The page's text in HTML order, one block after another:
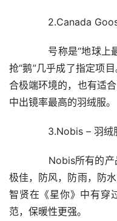
2.Canada
号称是“地球上最
抢“鹅”几乎成了指定项
合极端环境的，也有适
中出镜率最高的羽绒服。
3.Nobis – 羽绒
Nobis所有的产
极佳，防风，防雨，防
智贤在《星你》中有穿
范，保暖性更强。